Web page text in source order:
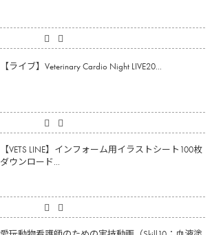
【ライブ】Veterinary Cardio Night LIVE20...
【VETS LINE】インフォーム用イラストシート100枚
ダウンロード...